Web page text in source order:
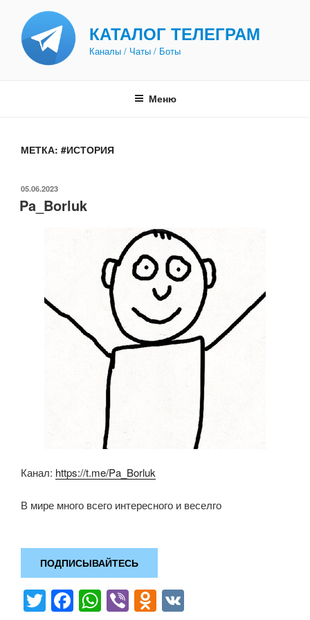
содержимому
КАТАЛОГ ТЕЛЕГРАМ
Каналы / Чаты / Боты
Меню
МЕТКА: #ИСТОРИЯ
ОПУБЛИКОВАНО
05.06.2023
Pa_Borluk
Канал: https://t.me/Pa_Borluk
В мире много всего интересного и веселго
ПОДПИСЫВАЙТЕСЬ
T F W Vi O